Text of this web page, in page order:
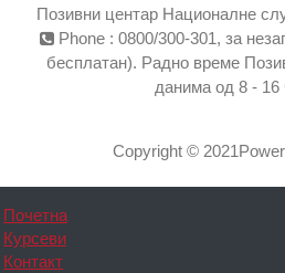
Позивни центар Националне
Phone : 0800/300-301, за
бесплатан). Радно време
данима од 8 - 16
Copyright ©
Почетна
Курсеви
Контакт